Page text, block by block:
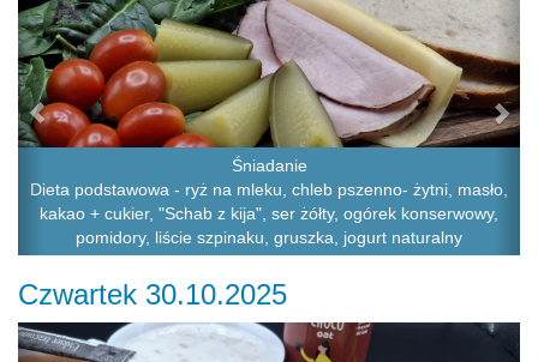
Śniadanie
Dieta podstawowa - ryż na mleku, chleb pszenno- żytni, masło,
kakao + cukier, "Schab z kija", ser żółty, ogórek konserwowy,
pomidory, liście szpinaku, gruszka, jogurt naturalny
Czwartek 30.10.2025
Previous